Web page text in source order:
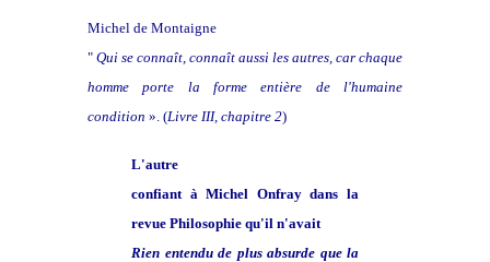
Michel de Montaigne
" Qui se connaît, connaît aussi les autres, car chaque
homme porte la forme entière de l'humaine
condition ». (Livre III, chapitre 2)
L'autre
confiant à Michel Onfray dans la
revue Philosophie qu'il n'avait
Rien entendu de plus absurde que la